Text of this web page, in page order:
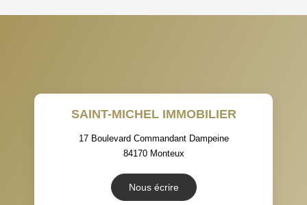
TAXE FONCIÈRE
PART DES MÉNAGES SANS
VOITURE
RÉSULTATS DES LYCÉES ECOLES ET CRÈCHES
SAINT-MICHEL IMMOBILIER
17 Boulevard Commandant Dampeine
84170 Monteux
Nous écrire